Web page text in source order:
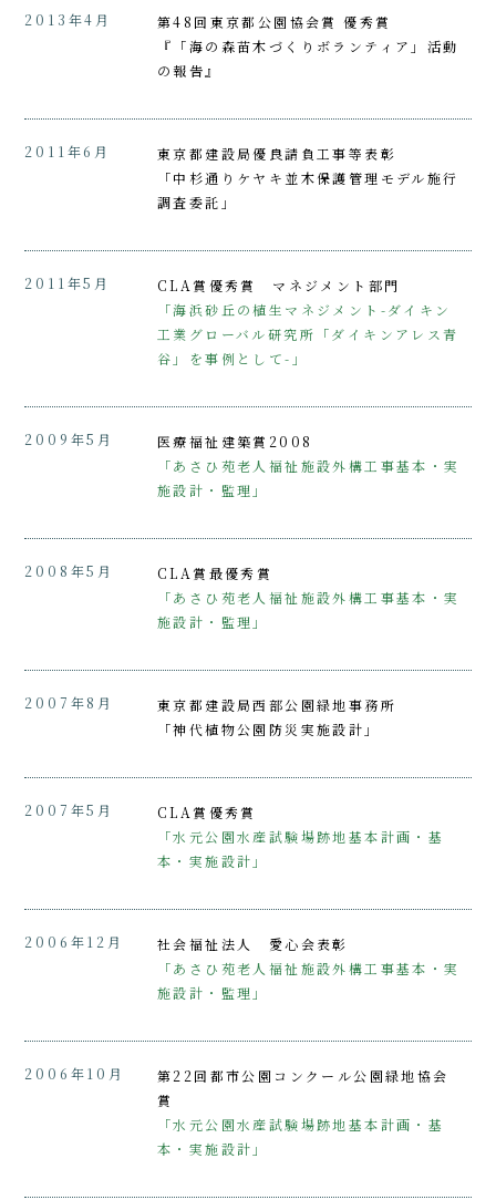
2013年4月
第48回東京都公園協会賞 優秀賞
『「海の森苗木づくりボランティア」活動
の報告』
2011年6月
東京都建設局優良請負工事等表彰
「中杉通りケヤキ並木保護管理モデル施行
調査委託」
2011年5月
CLA賞優秀賞 マネジメント部門
「海浜砂丘の植生マネジメント-ダイキン
工業グローバル研究所「ダイキンアレス青
谷」を事例として-」
2009年5月
医療福祉建築賞2008
「あさひ苑老人福祉施設外構工事基本・実
施設計・監理」
2008年5月
CLA賞最優秀賞
「あさひ苑老人福祉施設外構工事基本・実
施設計・監理」
2007年8月
東京都建設局西部公園緑地事務所
「神代植物公園防災実施設計」
2007年5月
CLA賞優秀賞
「水元公園水産試験場跡地基本計画・基
本・実施設計」
2006年12月
社会福祉法人 愛心会表彰
「あさひ苑老人福祉施設外構工事基本・実
施設計・監理」
2006年10月
第22回都市公園コンクール公園緑地協会
賞
「水元公園水産試験場跡地基本計画・基
本・実施設計」